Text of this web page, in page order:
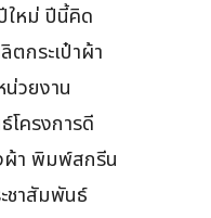
ใหม่ ปีนี้คิด
ตกระเป๋าผ้า
น่วยงาน
โครงการดี
ผ้า พิมพ์สกรีน
ชาสัมพันธ์